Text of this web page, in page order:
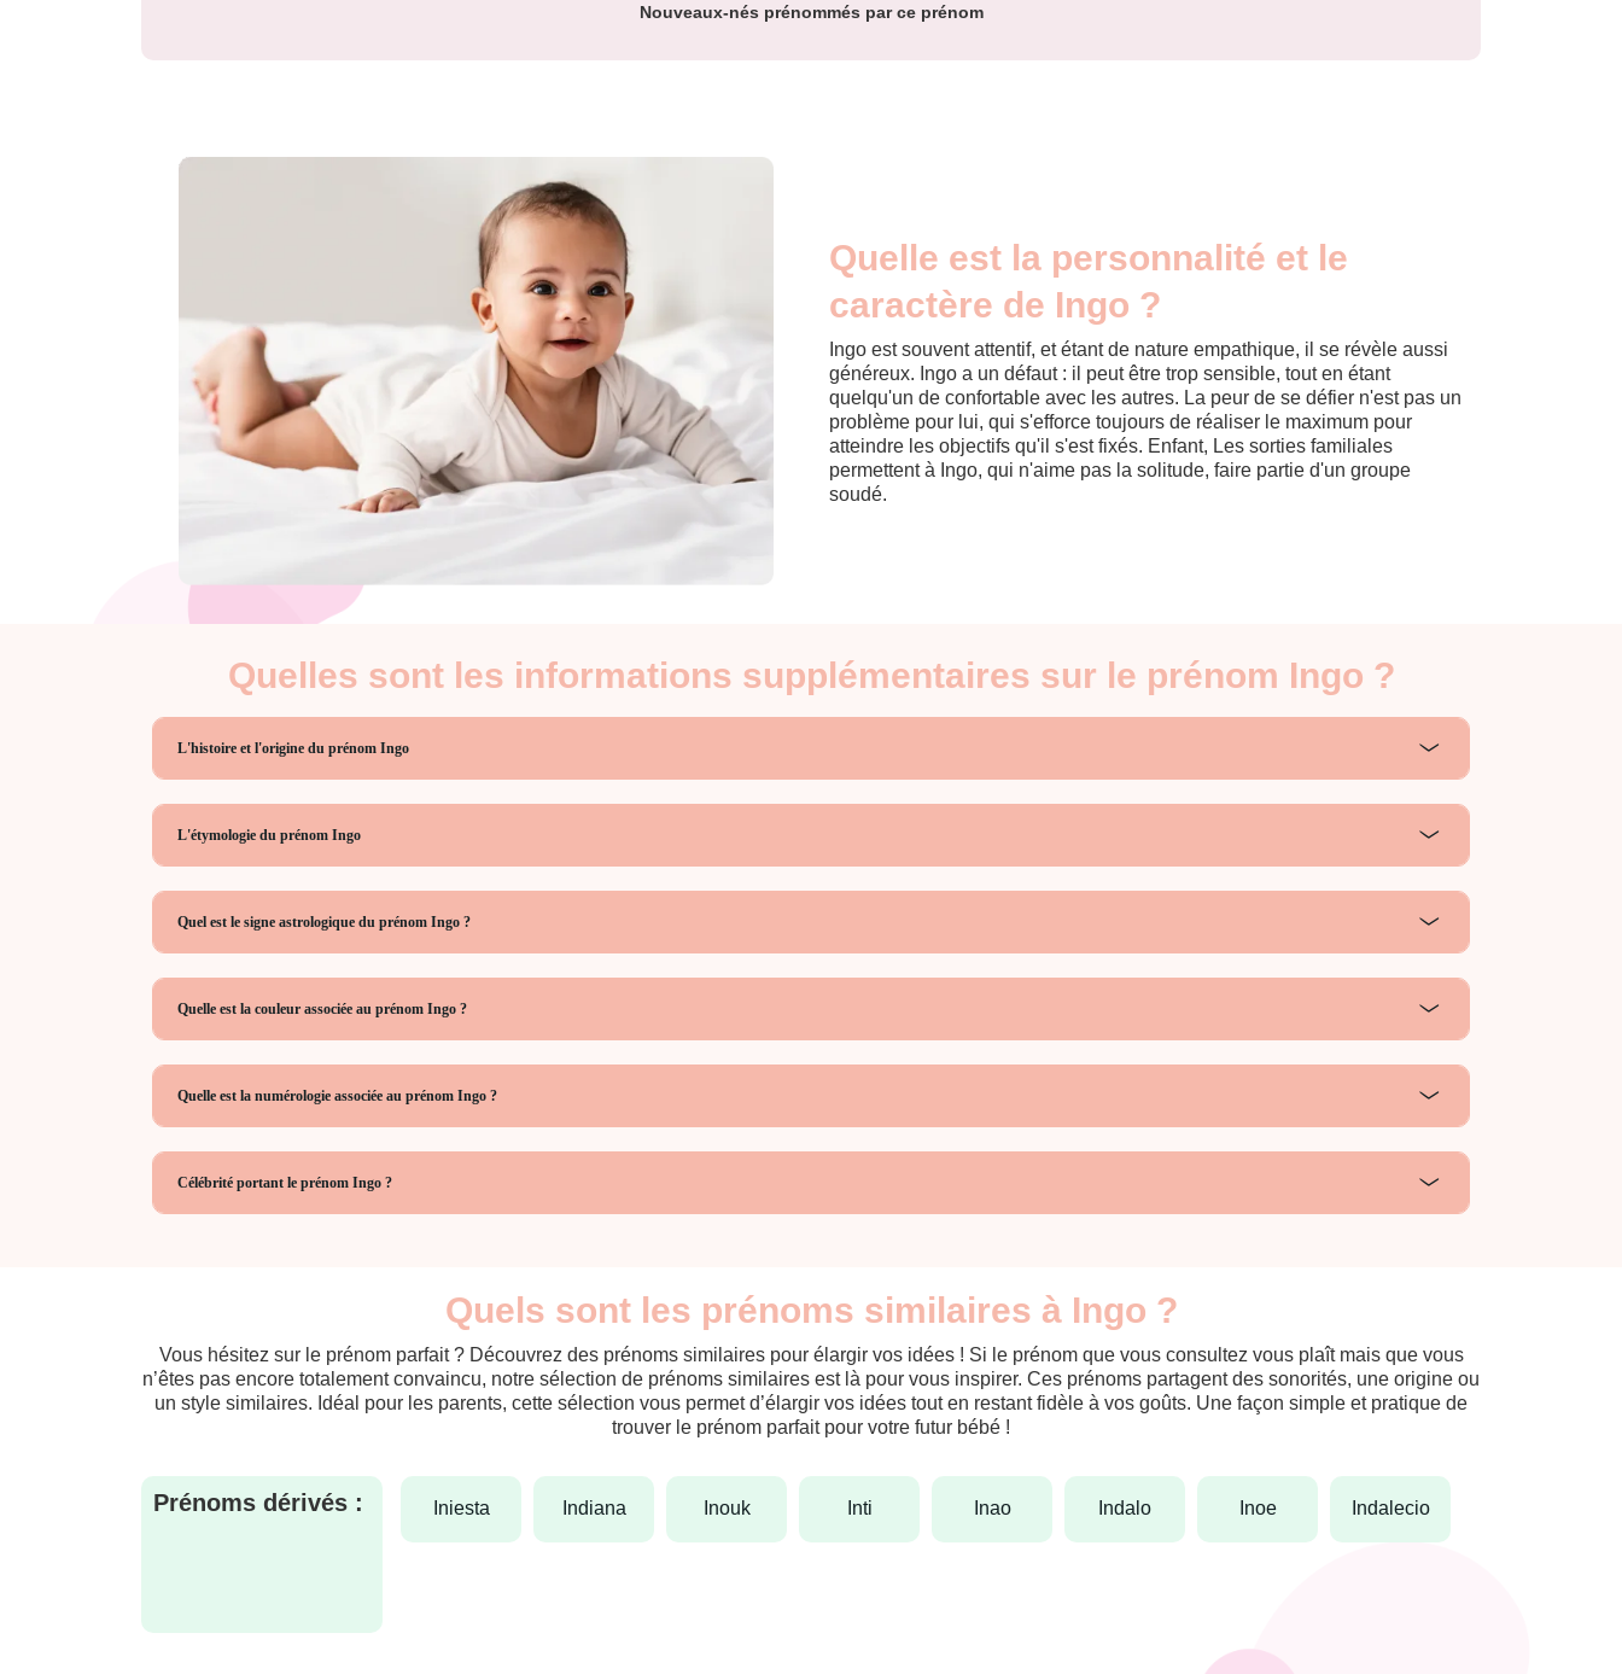
Nouveaux-nés prénommés par ce prénom
Quelle est la personnalité et le
caractère de Ingo ?
Ingo est souvent attentif, et étant de nature empathique, il se révèle aussi
généreux. Ingo a un défaut : il peut être trop sensible, tout en étant
quelqu'un de confortable avec les autres. La peur de se défier n'est pas un
problème pour lui, qui s'efforce toujours de réaliser le maximum pour
atteindre les objectifs qu'il s'est fixés. Enfant, Les sorties familiales
permettent à Ingo, qui n'aime pas la solitude, faire partie d'un groupe
soudé.
Quelles sont les informations supplémentaires sur le prénom Ingo ?
L'histoire et l'origine du prénom Ingo
L'étymologie du prénom Ingo
Quel est le signe astrologique du prénom Ingo ?
Quelle est la couleur associée au prénom Ingo ?
Quelle est la numérologie associée au prénom Ingo ?
Célébrité portant le prénom Ingo ?
Quels sont les prénoms similaires à Ingo ?
Vous hésitez sur le prénom parfait ? Découvrez des prénoms similaires pour élargir vos idées ! Si le prénom que vous consultez vous plaît mais que vous
n’êtes pas encore totalement convaincu, notre sélection de prénoms similaires est là pour vous inspirer. Ces prénoms partagent des sonorités, une origine ou
un style similaires. Idéal pour les parents, cette sélection vous permet d’élargir vos idées tout en restant fidèle à vos goûts. Une façon simple et pratique de
trouver le prénom parfait pour votre futur bébé !
Prénoms dérivés : iniesta indiana inouk inti inao indalo inoe indalecio